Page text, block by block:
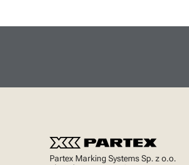
Partex Marking Systems Sp. z o.o.